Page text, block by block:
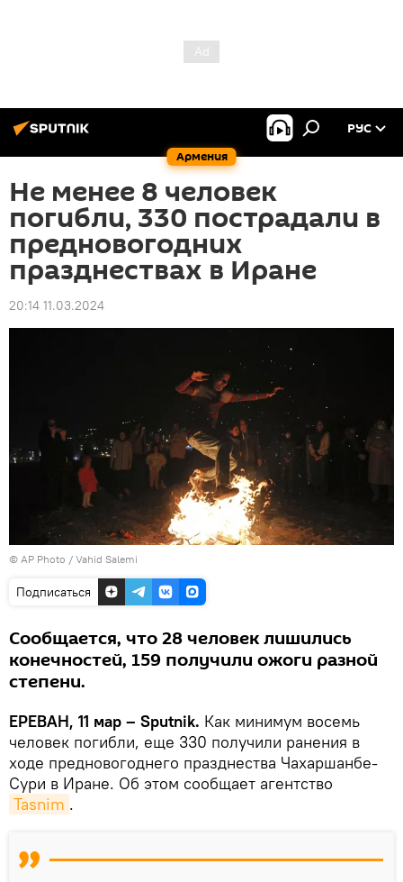
Армения
РУС
Не менее 8 человек
погибли, 330 пострадали в
предновогодних
празднествах в Иране
20:14 11.03.2024
© AP Photo / Vahid Salemi
Подписаться
Сообщается, что 28 человек лишились
конечностей, 159 получили ожоги разной
степени.
ЕРЕВАН, 11 мар – Sputnik. Как минимум восемь
человек погибли, еще 330 получили ранения в
ходе предновогоднего празднества Чахаршанбе-
Сури в Иране. Об этом сообщает агентство
Tasnim .